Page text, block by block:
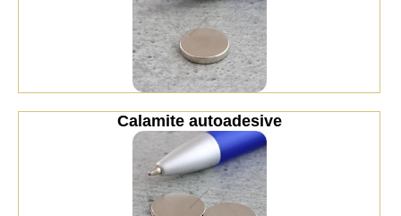
Calamite autoadesive